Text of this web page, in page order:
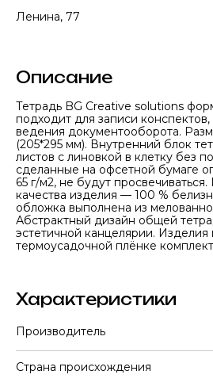
Ленина, 77
Описание
Тетрадь BG Creative solutions
подходит для записи
ведения документооборота.
(205*295 мм). Внутренний блок
листов с линовкой в клетку без
сделанные на офсетной бумаге
65 г/м2, не будут
качества изделия — 100 %
обложка выполнена из
Абстрактный дизайн общей
эстетичной канцелярии. Изделия
термоусадочной плёнке
Характеристики
Производитель
Страна происхождения